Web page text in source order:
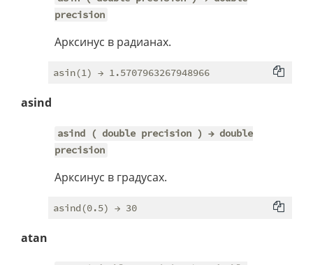
precision
Арксинус в радианах.
asind
asind ( double precision ) → double
precision
Арксинус в градусах.
atan